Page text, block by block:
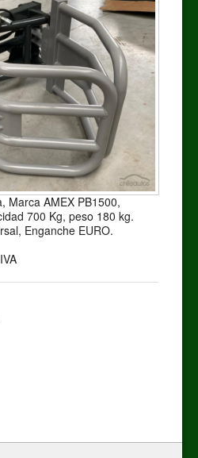
Marca AMEX PB1500,
700 Kg, peso 180 kg.
Enganche EURO.